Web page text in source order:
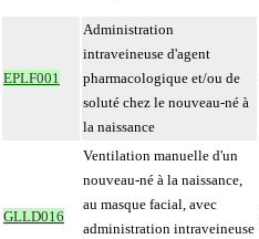
EPLF001
Administration
intraveineuse d'agent
pharmacologique et/ou de
soluté chez le nouveau-né à
la naissance
GLLD016
Ventilation manuelle d'un
nouveau-né à la naissance,
au masque facial, avec
administration intraveineuse